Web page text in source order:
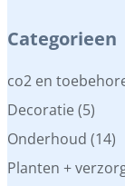
Categorieen
Categorieen
co2 en
Decoratie (5)
Onderhoud (14)
Planten +